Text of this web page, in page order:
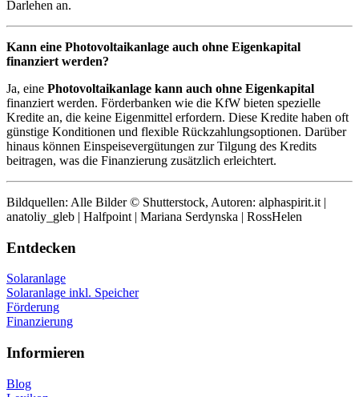
Darlehen an.
Kann eine Photovoltaikanlage auch ohne Eigenkapital
finanziert werden?
Ja, eine Photovoltaikanlage kann auch ohne Eigenkapital
finanziert werden. Förderbanken wie die KfW bieten spezielle
Kredite an, die keine Eigenmittel erfordern. Diese Kredite haben oft
günstige Konditionen und flexible Rückzahlungsoptionen. Darüber
hinaus können Einspeisevergütungen zur Tilgung des Kredits
beitragen, was die Finanzierung zusätzlich erleichtert.
Bildquellen: Alle Bilder © Shutterstock, Autoren: alphaspirit.it |
anatoliy_gleb | Halfpoint | Mariana Serdynska | RossHelen
Entdecken
Solaranlage
Solaranlage inkl. Speicher
Förderung
Finanzierung
Informieren
Blog